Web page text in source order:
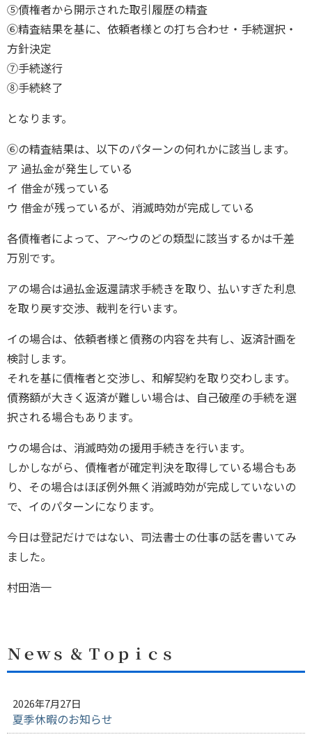
⑤債権者から開示された取引履歴の精査
⑥精査結果を基に、依頼者様との打ち合わせ・手続選択・
方針決定
⑦手続遂行
⑧手続終了
となります。
⑥の精査結果は、以下のパターンの何れかに該当します。
ア 過払金が発生している
イ 借金が残っている
ウ 借金が残っているが、消滅時効が完成している
各債権者によって、ア～ウのどの類型に該当するかは千差
万別です。
アの場合は過払金返還請求手続きを取り、払いすぎた利息
を取り戻す交渉、裁判を行います。
イの場合は、依頼者様と債務の内容を共有し、返済計画を
検討します。
それを基に債権者と交渉し、和解契約を取り交わします。
債務額が大きく返済が難しい場合は、自己破産の手続を選
択される場合もあります。
ウの場合は、消滅時効の援用手続きを行います。
しかしながら、債権者が確定判決を取得している場合もあ
り、その場合はほぼ例外無く消滅時効が完成していないの
で、イのパターンになります。
今日は登記だけではない、司法書士の仕事の話を書いてみ
ました。
村田浩一
Ｎｅｗｓ ＆ Ｔｏｐｉｃｓ
2026年7月27日
夏季休暇のお知らせ